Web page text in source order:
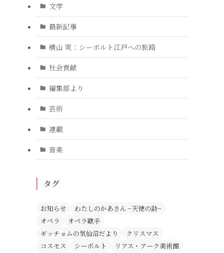
文学
最新記事
横山 実：シーボルト江戸への旅路
社会貢献
編集部より
芸術
連載
音楽
タグ
お知らせ
わたしのかあさん −天使の詩−
オペラ
オペラ歌手
ギッチョムの気仙沼だより
クリスマス
コスモス
シーボルト
リアス・アーク美術館